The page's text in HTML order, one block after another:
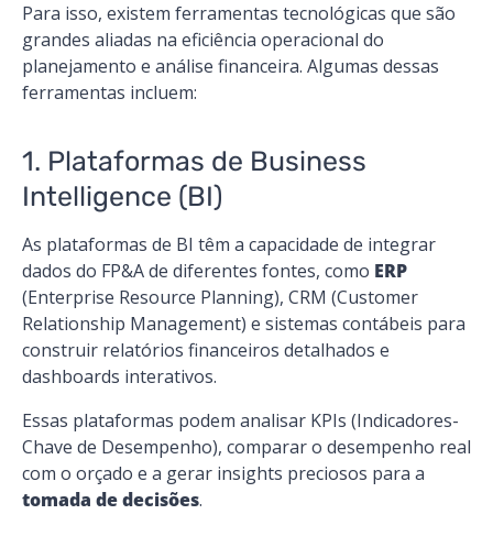
Para isso, existem ferramentas tecnológicas que são
grandes aliadas na eficiência operacional do
planejamento e análise financeira. Algumas dessas
ferramentas incluem:
1. Plataformas de Business
Intelligence (BI)
As plataformas de BI têm a capacidade de integrar
dados do FP&A de diferentes fontes, como ERP
(Enterprise Resource Planning), CRM (Customer
Relationship Management) e sistemas contábeis para
construir relatórios financeiros detalhados e
dashboards interativos.
Essas plataformas podem analisar KPIs (Indicadores-
Chave de Desempenho), comparar o desempenho real
com o orçado e a gerar insights preciosos para a
tomada de decisões​.